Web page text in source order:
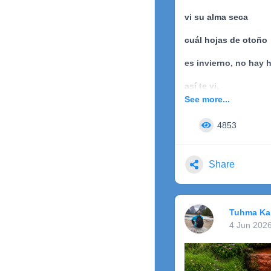
vi su alma seca
cuál hojas de otoño
es invierno, no hay
así te vi,
mirada desolada
no pudiste más
el dolor físico
See more...
4853
Share
Tuhma
4 Jun 2026